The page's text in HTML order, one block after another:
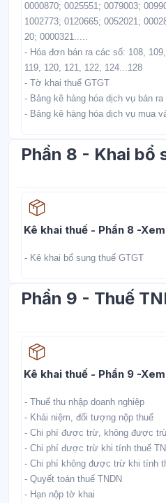
0000870; 0025551; 0079003;
1002773; 0120665; 0052021;
20; 0000321.....
- Hóa đơn bán ra các số: 108,
119, 120, 121, 122, 124...128
- Tờ khai thuế GTGT
- Bảng kê hàng hóa dịch vụ bán ra
- Bảng kê hàng hóa dịch vụ mua
Phần 8 - Khai bổ
Kê khai thuế - Phần 8 -
- Kê khai bổ sung thuế GTGT
Phần 9 - Thuế
Kê khai thuế - Phần 9 -
- Thuế thu nhập doanh nghiệp
- Khái niệm, đối tượng nộp thuế
- Chi phí được trừ, không được
- Chi phí được trừ khi tính thuế
- Chi phí không được trừ khi tính
- Quyết toán thuế TNDN
- Hạn nộp tờ khai